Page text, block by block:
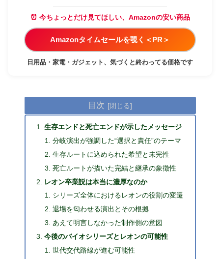
⏰ 今ちょっとだけ見てほしい、Amazonの安い商品
Amazonタイムセールを覗く＜PR＞
日用品・家電・ガジェット、気づくと終わってる価格です
目次
生存エンドと死亡エンドが示したメッセージ
分岐演出が強調した“選択と責任”のテーマ
生存ルートに込められた希望と未完性
死亡ルートが描いた完結と継承の象徴性
レオン卒業説は本当に濃厚なのか
シリーズ全体におけるレオンの役割の変遷
退場を匂わせる演出とその根拠
あえて明言しなかった制作側の意図
今後のバイオシリーズとレオンの可能性
世代交代路線が進む可能性